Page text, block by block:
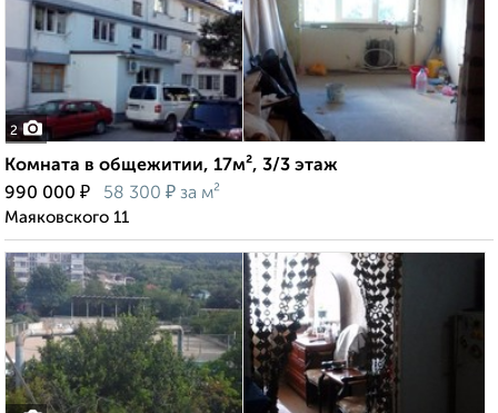
2
Комната в общежитии, 17м², 3/3 этаж
990 000 ₽ 58 300 ₽ за м²
Маяковского 11